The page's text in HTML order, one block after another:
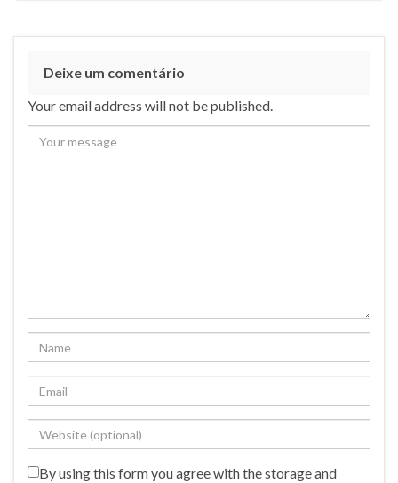
Deixe um comentário
Your email address will not be published.
By using this form you agree with the storage and